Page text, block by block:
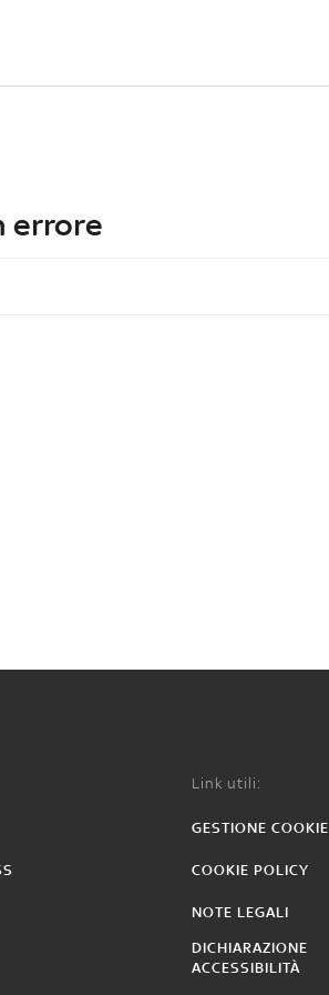
errore
Link utili:
GESTIONE COOKIE
COOKIE POLICY
NOTE LEGALI
DICHIARAZIONE
ACCESSIBILITÀ